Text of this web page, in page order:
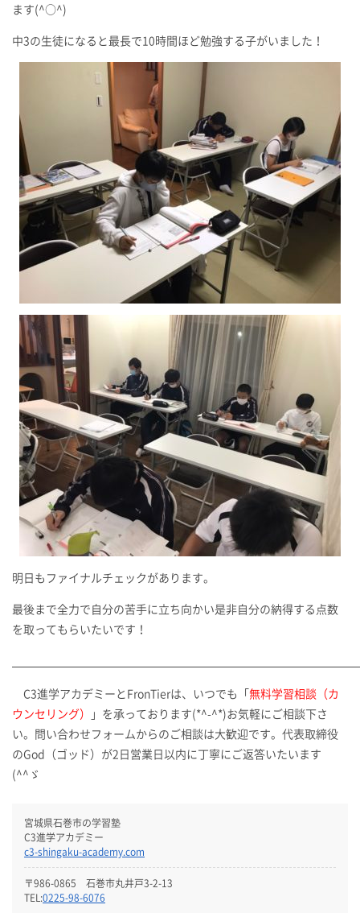
ます(^○^)
中3の生徒になると最長で10時間ほど勉強する子がいました！
明日もファイナルチェックがあります。
最後まで全力で自分の苦手に立ち向かい是非自分の納得する点数
を取ってもらいたいです！
C3進学アカデミーとFronTierは、いつでも「無料学習相談（カ
ウンセリング）
」を承っております(*^-^*)お気軽にご相談下さ
い。問い合わせフォームからのご相談は大歓迎です。代表取締役
のGod（ゴッド）が2日営業日以内に丁寧にご返答いたいます
(^^ゞ
宮城県石巻市の学習塾
C3進学アカデミー
c3-shingaku-academy.com
〒986-0865 石巻市丸井戸3-2-13
TEL:0225-98-6076